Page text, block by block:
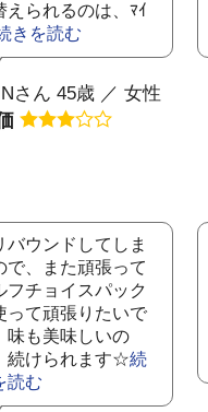
えられるのは、ﾏｲ
きを読む
さん 45歳 ／ 女性
バウンドしてしま
で、また頑張って
フチョイスパック
って頑張りたいで
味も美味しいの
続けられます☆続
読む